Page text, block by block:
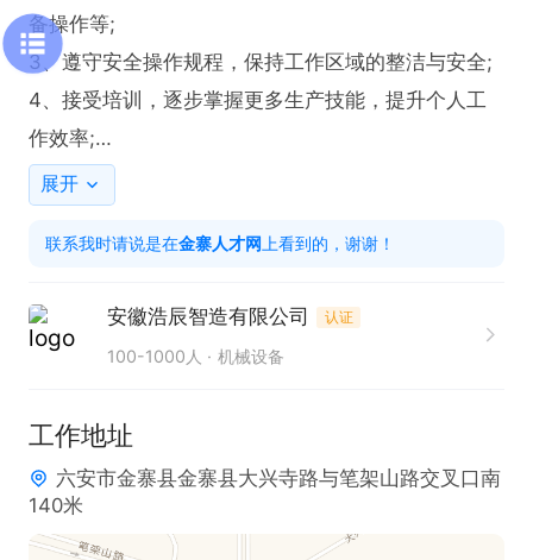
备操作等;
3、遵守安全操作规程，保持工作区域的整洁与安全;
4、接受培训，逐步掌握更多生产技能，提升个人工
作效率;
任职要求:
1、具备良好的团队合作精神，愿意从基础做起
2、对工作认真负责，有较强的学习意愿;
3、身体健康，无不良嗜好，能够适应一定强度的体
展开
联系我时请说是在金寨人才网 上看到的，谢谢！
安徽浩辰智造有限公司 认证
100-1000人 机械设备
工作地址
六安市金寨县金寨县大兴寺路与笔架山路交叉口南
140米